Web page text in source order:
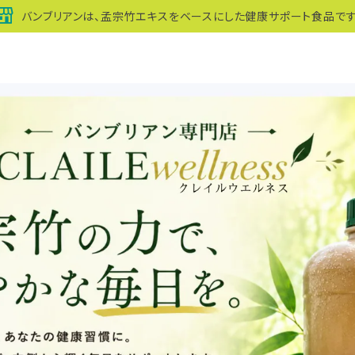
バンブリアンは、孟宗竹エキスをベースにした健康サポート食品です